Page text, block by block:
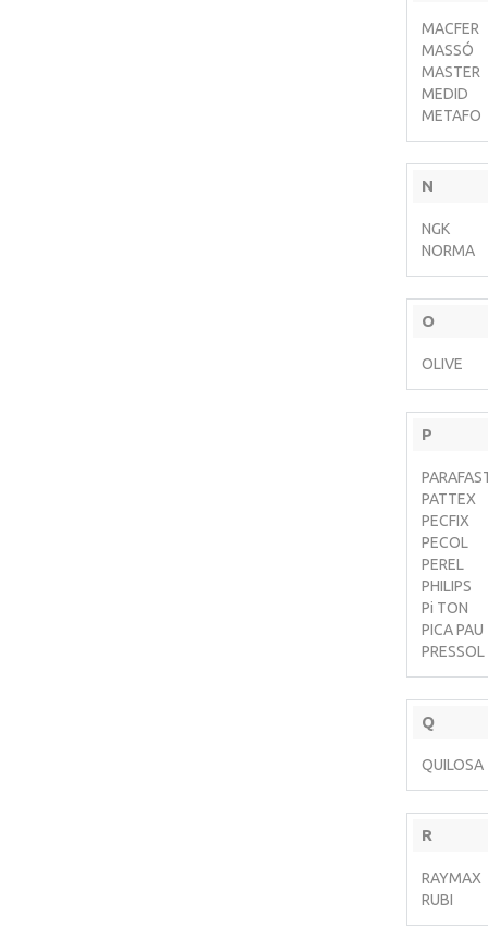
MACFER
MASSÓ
MASTER
MEDID
METAFO
N
NGK
NORMA
O
OLIVE
P
PATTEX
PECFIX
PECOL
PEREL
PHILIPS
Pi TON
PICA PAU
PRESSOL
Q
QUILOSA
R
RAYMAX
RUBI